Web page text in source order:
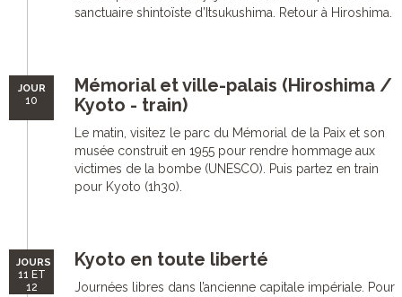
sanctuaire shintoïste d’Itsukushima. Retour à Hiroshima.
JOUR
10
Mémorial et ville-palais (Hiroshima /
Kyoto - train)
Le matin, visitez le parc du Mémorial de la Paix et son
musée construit en 1955 pour rendre hommage aux
victimes de la bombe (UNESCO). Puis partez en train
pour Kyoto (1h30).
JOURS
11 ET
12
Kyoto en toute liberté
Journées libres dans l’ancienne capitale impériale. Pour